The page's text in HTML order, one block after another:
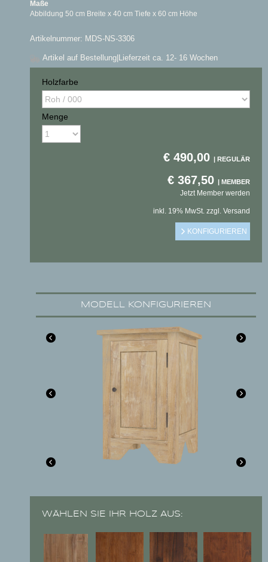
Maße
Abbildung 50 cm Breite x 40 cm Tiefe x 60 cm Höhe
Artikelnummer: MDS-NS-3306
Artikel auf Bestellung |Lieferzeit ca. 12- 16 Wochen
Holzfarbe
Menge
€ 490,00
€ 367,50
Jetzt Member werden
inkl. 19% MwSt. zzgl. Versand
MODELL KONFIGURIEREN
WÄHLEN SIE IHR HOLZ AUS: